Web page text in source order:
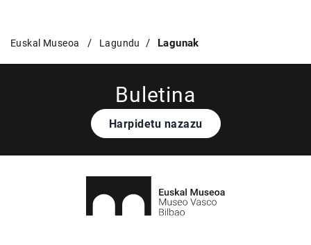
Euskal Museoa Lagundu Lagunak
Buletina
Harpidetu nazazu